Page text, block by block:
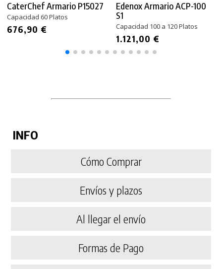
CaterChef Armario P15027
Capacidad 60 Platos
676,90 €
Edenox Armario ACP-100
S1
Capacidad 100 a 120 Platos
1.121,00 €
INFO
Cómo Comprar
Envíos y plazos
Al llegar el envío
Formas de Pago